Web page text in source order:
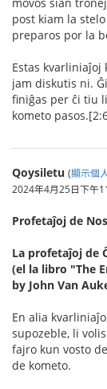
post kiam la
preparos por la
Estas kvarliniaĵoj
jam diskutis ni.
finiĝas per ĉi tiu
kometo
Qoysiletu (顯示個
2024年4月25日下午
Profetaĵoj de
La profetaĵoj de
(el la libro "The
by John Van
En alia
supozeble, li
fajro kun vosto
de kometo.